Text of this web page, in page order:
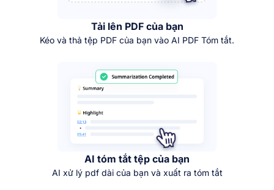
Tải lên PDF của bạn
Kéo và thả tệp PDF của bạn vào AI PDF Tóm tắt.
AI tóm tắt tệp của bạn
AI xử lý pdf dài của bạn và xuất ra tóm tắt